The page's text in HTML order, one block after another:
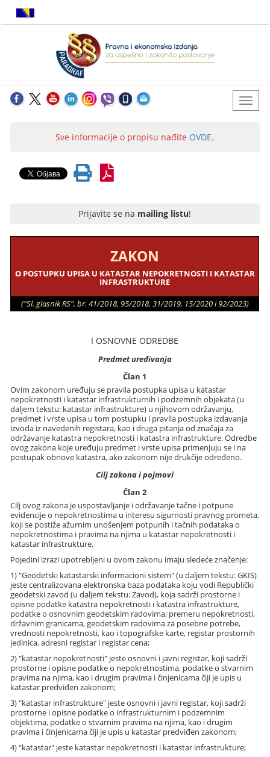
Sve informacije o propisu nađite OVDE.
Prijavite se na mailing listu!
ZAKON
O POSTUPKU UPISA U KATASTAR NEPOKRETNOSTI I KATASTAR
INFRASTRUKTURE
("Sl. glasnik RS", br. 41/2018, 95/2018, 31/2019, 15/2020 i 92/2023)
I OSNOVNE ODREDBE
Predmet uređivanja
Član 1
Ovim zakonom uređuju se pravila postupka upisa u katastar
nepokretnosti i katastar infrastrukturnih i podzemnih objekata (u
daljem tekstu: katastar infrastrukture) u njihovom održavanju,
predmet i vrste upisa u tom postupku i pravila postupka izdavanja
izvoda iz navedenih registara, kao i druga pitanja od značaja za
održavanje katastra nepokretnosti i katastra infrastrukture. Odredbe
ovog zakona koje uređuju predmet i vrste upisa primenjuju se i na
postupak obnove katastra, ako zakonom nije drukčije određeno.
Cilj zakona i pojmovi
Član 2
Cilj ovog zakona je uspostavljanje i održavanje tačne i potpune
evidencije o nepokretnostima u interesu sigurnosti pravnog prometa,
koji se postiže ažurnim unošenjem potpunih i tačnih podataka o
nepokretnostima i pravima na njima u katastar nepokretnosti i
katastar infrastrukture.
Pojedini izrazi upotrebljeni u ovom zakonu imaju sledeće značenje:
1) "Geodetski katastarski informacioni sistem" (u daljem tekstu: GKIS)
jeste centralizovana elektronska baza podataka koju vodi Republički
geodetski zavod (u daljem tekstu: Zavod), koja sadrži prostorne i
opisne podatke katastra nepokretnosti i katastra infrastrukture,
podatke o osnovnim geodetskim radovima, premeru nepokretnosti,
državnim granicama, geodetskim radovima za posebne potrebe,
vrednosti nepokretnosti, kao i topografske karte, registar prostornih
jedinica, adresni registar i registar cena;
2) "katastar nepokretnosti" jeste osnovni i javni registar, koji sadrži
prostorne i opisne podatke o nepokretnostima, podatke o stvarnim
pravima na njima, kao i drugim pravima i činjenicama čiji je upis u
katastar predviđen zakonom;
3) "katastar infrastrukture" jeste osnovni i javni registar, koji sadrži
prostorne i opisne podatke o infrastrukturnim i podzemnim
objektima, podatke o stvarnim pravima na njima, kao i drugim
pravima i činjenicama čiji je upis u katastar predviđen zakonom;
4) "katastar" jeste katastar nepokretnosti i katastar infrastrukture;